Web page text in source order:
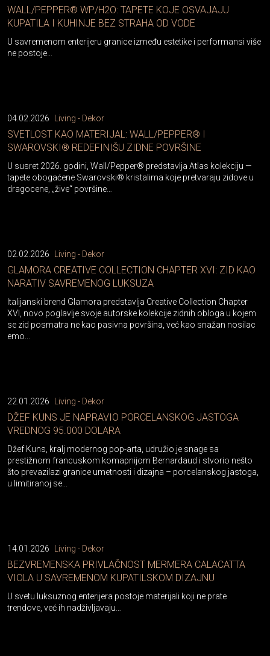
WALL/PEPPER® WP/H2O: TAPETE KOJE OSVAJAJU
KUPATILA I KUHINJE BEZ STRAHA OD VODE
U savremenom enterijeru granice između estetike i performansi više
ne postoje…
04.02.2026 Living - Dekor
SVETLOST KAO MATERIJAL: WALL/PEPPER® I
SWAROVSKI® REDEFINIŠU ZIDNE POVRŠINE
U susret 2026. godini, Wall/Pepper® predstavlja Atlas kolekciju —
tapete obogaćene Swarovski® kristalima koje pretvaraju zidove u
dragocene, „žive“ površine…
02.02.2026 Living - Dekor
GLAMORA CREATIVE COLLECTION CHAPTER XVI: ZID KAO
NARATIV SAVREMENOG LUKSUZA
Italijanski brend Glamora predstavlja Creative Collection Chapter
XVI, novo poglavlje svoje autorske kolekcije zidnih obloga u kojem
se zid posmatra ne kao pasivna površina, već kao snažan nosilac
emo...
22.01.2026 Living - Dekor
DŽEF KUNS JE NAPRAVIO PORCELANSKOG JASTOGA
VREDNOG 95.000 DOLARA
Džef Kuns, kralj modernog pop-arta, udružio je snage sa
prestižnom francuskom komapnijom Bernardaud i stvorio nešto
što prevazilazi granice umetnosti i dizajna – porcelanskog jastoga,
u limitiranoj se...
14.01.2026 Living - Dekor
BEZVREMENSKA PRIVLAČNOST MERMERA CALACATTA
VIOLA U SAVREMENOM KUPATILSKOM DIZAJNU
U svetu luksuznog enterijera postoje materijali koji ne prate
trendove, već ih nadživljavaju…